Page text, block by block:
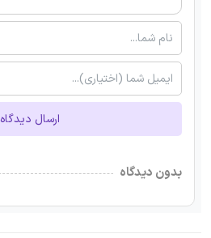
ارسال دیدگاه
بدون دیدگاه